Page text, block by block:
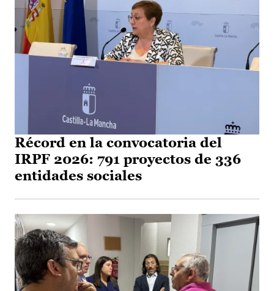
Récord en la convocatoria del
IRPF 2026: 791 proyectos de 336
entidades sociales